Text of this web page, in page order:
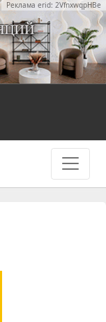
Реклама erid: 2VfnxwqpHBe